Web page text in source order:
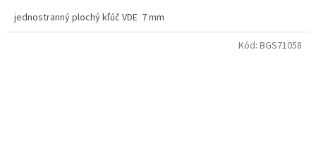
jednostranný plochý kľúč VDE 7 mm
Kód: BGS71058